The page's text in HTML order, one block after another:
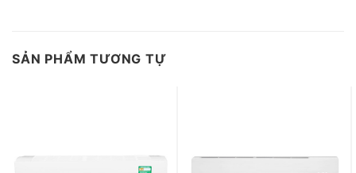
SẢN PHẨM TƯƠNG TỰ